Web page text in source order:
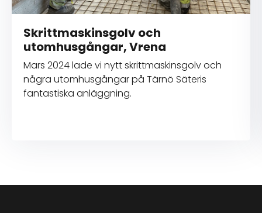
Skrittmaskinsgolv och
utomhusgångar, Vrena
Mars 2024 lade vi nytt skrittmaskinsgolv och
några utomhusgångar på Tärnö Säteris
fantastiska anläggning.